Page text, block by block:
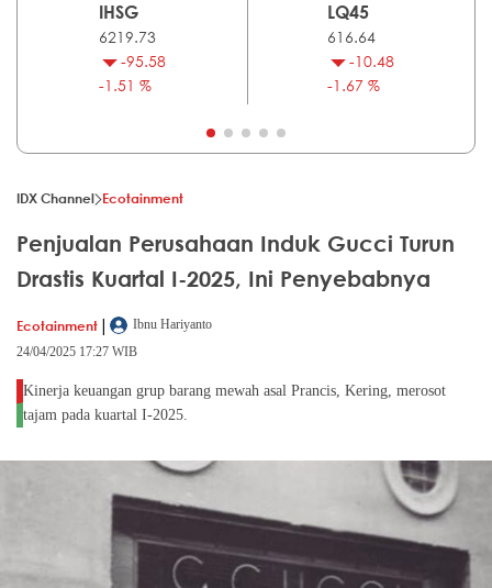
IHSG
6219.73
-95.58
-1.51 %
LQ45
616.64
-10.48
-1.67 %
IDX Channel Ecotainment
Penjualan Perusahaan Induk Gucci Turun
Drastis Kuartal I-2025, Ini Penyebabnya
Ecotainment |
Ibnu Hariyanto
24/04/2025 17:27 WIB
Kinerja keuangan grup barang mewah asal Prancis, Kering, merosot
tajam pada kuartal I-2025.